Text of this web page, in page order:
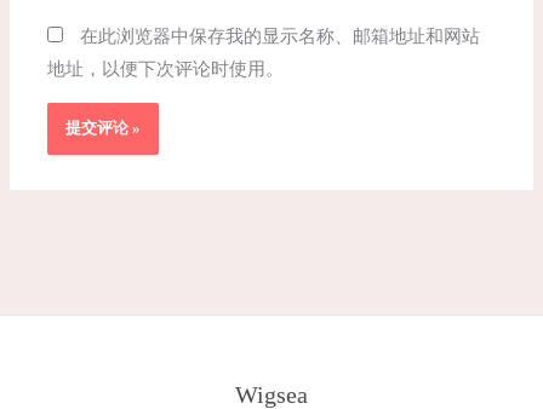
在此浏览器中保存我的显示名称、邮箱地址和网站
地址，以便下次评论时使用。
Wigsea